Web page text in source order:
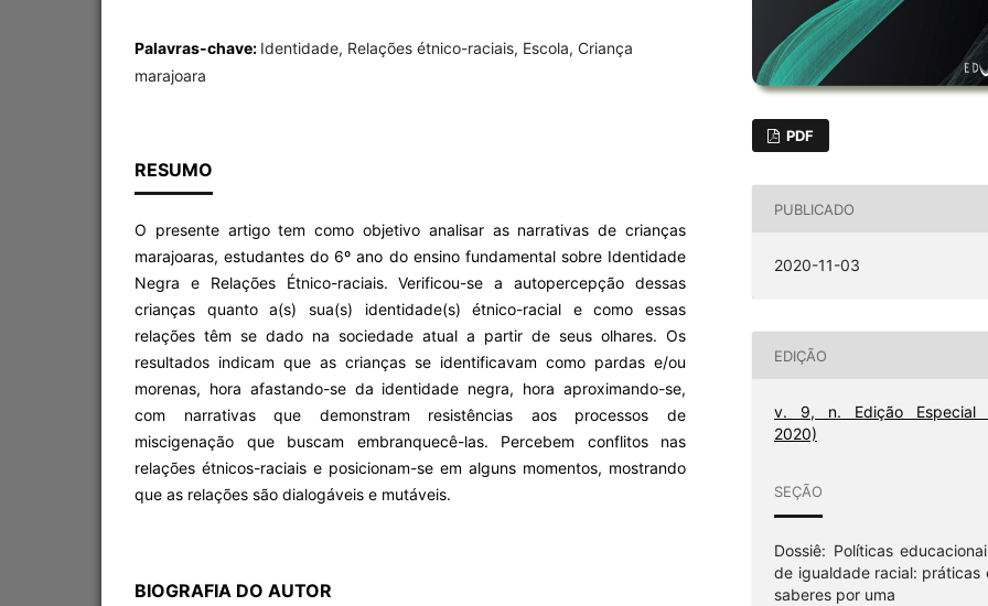
Palavras-chave: Identidade, Relações étnico-raciais, Escola, Criança
marajoara
RESUMO
O presente artigo tem como objetivo analisar as narrativas de crianças
marajoaras, estudantes do 6º ano do ensino fundamental sobre Identidade
Negra e Relações Étnico-raciais. Verificou-se a autopercepção dessas
crianças quanto a(s) sua(s) identidade(s) étnico-racial e como essas
relações têm se dado na sociedade atual a partir de seus olhares. Os
resultados indicam que as crianças se identificavam como pardas e/ou
morenas, hora afastando-se da identidade negra, hora aproximando-se,
com narrativas que demonstram resistências aos processos de
miscigenação que buscam embranquecê-las. Percebem conflitos nas
relações étnicos-raciais e posicionam-se em alguns momentos, mostrando
que as relações são dialogáveis e mutáveis.
BIOGRAFIA DO AUTOR
PDF
PUBLICADO
2020-11-03
EDIÇÃO
v. 9, n. Edição Especial
2020)
SEÇÃO
Dossiê: Políticas
de igualdade racial: práticas
saberes por uma